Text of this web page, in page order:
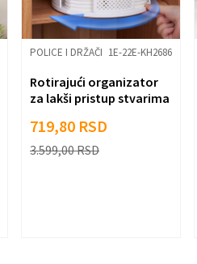
POLICE I DRŽAČI 1E-22E-KH2686
Rotirajući organizator
za lakši pristup stvarima
719,80 RSD
3.599,00RSD